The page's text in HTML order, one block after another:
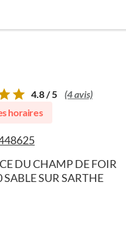
4.8 / 5 (4 avis)
horaires
DU CHAMP DE FOIR
SABLE SUR SARTHE